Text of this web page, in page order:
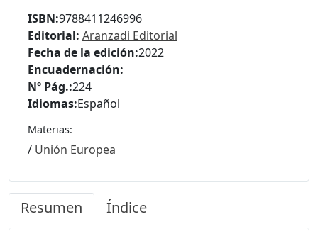
ISBN:9788411246996
Editorial: Aranzadi Editorial
Fecha de la edición:2022
Encuadernación:
Nº Pág.:224
Idiomas:Español
Materias:
/ Unión Europea
Resumen Índice